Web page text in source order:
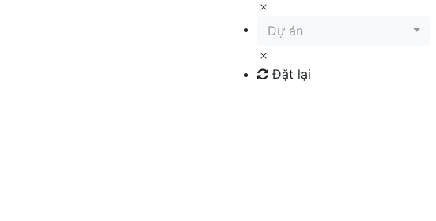
Dự án
Đặt lại